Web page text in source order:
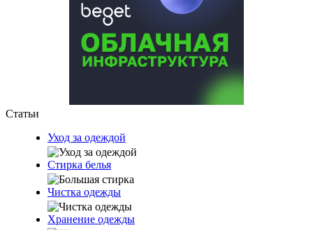
Статьи
Уход за одеждой
Стирка белья
Чистка одежды
Хранение одежды